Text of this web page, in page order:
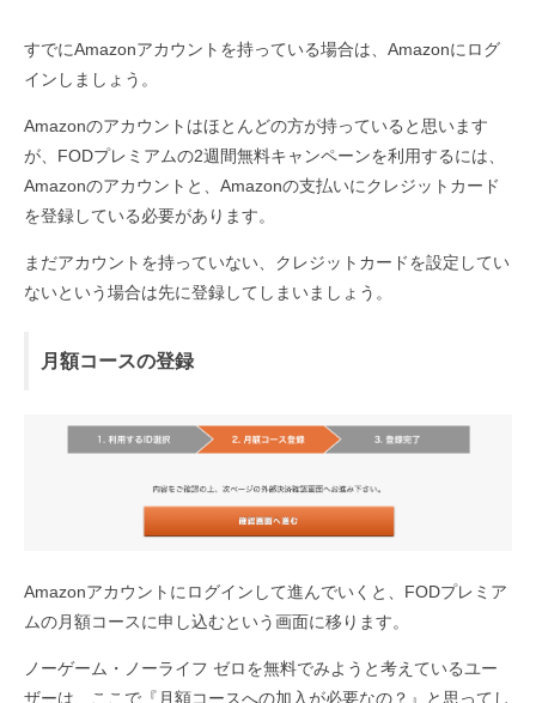
すでにAmazonアカウントを持っている場合は、Amazonにログ
インしましょう。
Amazonのアカウントはほとんどの方が持っていると思います
が、FODプレミアムの2週間無料キャンペーンを利用するには、
Amazonのアカウントと、Amazonの支払いにクレジットカード
を登録している必要があります。
まだアカウントを持っていない、クレジットカードを設定してい
ないという場合は先に登録してしまいましょう。
月額コースの登録
Amazonアカウントにログインして進んでいくと、FODプレミア
ムの月額コースに申し込むという画面に移ります。
ノーゲーム・ノーライフ ゼロを無料でみようと考えているユー
ザーは、ここで『月額コースへの加入が必要なの？』と思ってし